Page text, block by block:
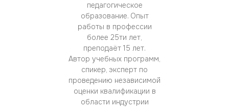
педагогическое
образование. Опыт
работы в профессии
более 25ти лет,
преподаёт 15 лет.
Автор учебных программ,
спикер, эксперт по
проведению независимой
оценки квалификации в
области индустрии